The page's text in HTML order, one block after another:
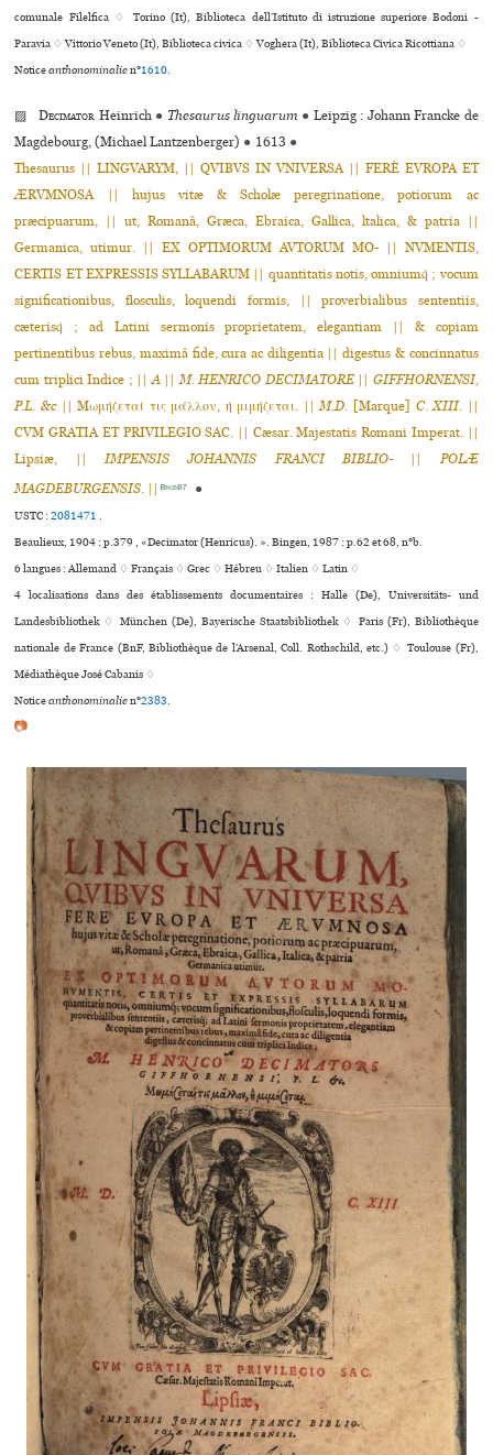
comunale Filelfica ♢ Torino (It), Biblioteca dell’Istituto di istruzione superiore Bodoni -
Paravia ♢ Vittorio Veneto (It), Biblioteca civica ♢ Voghera (It), Biblioteca Civica Ricottiana ♢
Noticeanthonominalien°1610.
▨Decimator Heinrich ● Thesaurus linguarum ● Leipzig : Johann Francke de
Magdebourg, (Michael Lantzenberger) ● 1613 ●
Thesaurus || LINGVARYM, || QVIBVS IN VNIVERSA || FERÈ EVROPA ET
ÆRVMNOSA || hujus vitæ & Scholæ peregrinatione, potiorum ac
præcipuarum, || ut, Romanâ, Græca, Ebraica, Gallica, ltalica, & patria ||
Germanica, utimur. || EX OPTIMORUM AVTORUM MO- || NVMENTIS,
CERTIS ET EXPRESSIS SYLLABARUM || quantitatis notis, omniumq́ ; vocum
significationibus, flosculis, loquendi formis, || proverbialibus sententiis,
cæterisq́ ; ad Latini sermonis proprietatem, elegantiam || & copiam
pertinentibus rebus, maximâ fide, cura ac diligentia || digestus & concinnatus
cum triplici Indice ; ||A||M. HENRICO DECIMATORE|| GIFFHORNENSI,
P.L. &c|| Mωμήζεταί τις μάλλον, ή μιμήζεται. ||M.D. [Marque] C. XIII.
CVM GRATIA ET PRIVILEGIO SAC. || Cæsar. Majestatis Romani Imperat. ||
Lipsiæ, ||IMPENSIS JOHANNIS FRANCI BIBLIO-||POLÆ
MAGDEBURGENSIS. || Bingen87 ●
USTC :2081471.
Beaulieux, 1904 : p.379 , «Decimator (Henricus). ». Bingen, 1987 : p.62 et 68, n°b.
6 langues :Allemand ♢Français ♢Grec ♢Hébreu ♢Italien ♢Latin ♢
4 localisations dans des établissements documentaires : Halle (De), Universitäts- und
Landesbibliothek ♢ München (De), Bayerische Staatsbibliothek ♢ Paris (Fr), Bibliothèque
nationale de France (BnF, Bibliothèque de l’Arsenal, Coll. Rothschild, etc.) ♢ Toulouse (Fr),
Médiathèque José Cabanis ♢
Noticeanthonominalien°2383.
📷